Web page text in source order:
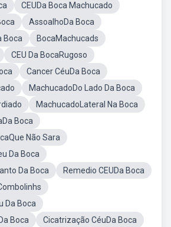
CEUDa Boca Machucado
AssoalhoDa Boca
Boca
BocaMachucads
CEU Da BocaRugoso
Cancer CéuDa Boca
MachucadoDo Lado Da Boca
MachucadoLateral Na Boca
Boca
Não Sara
Da Boca
Da Boca
Remedio CEUDa Boca
Da Boca
Boca
Cicatrização CéuDa Boca